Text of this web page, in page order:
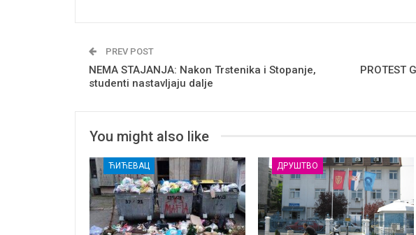
PREV POST
NEMA STAJANJA: Nakon Trstenika i Stopanje,
studenti nastavljaju dalje
PROTEST
You might also like
ЋИЋЕВАЦ ДРУШТВО